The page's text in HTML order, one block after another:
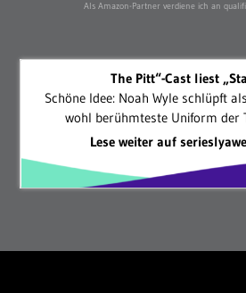
Langeweile seit 7271